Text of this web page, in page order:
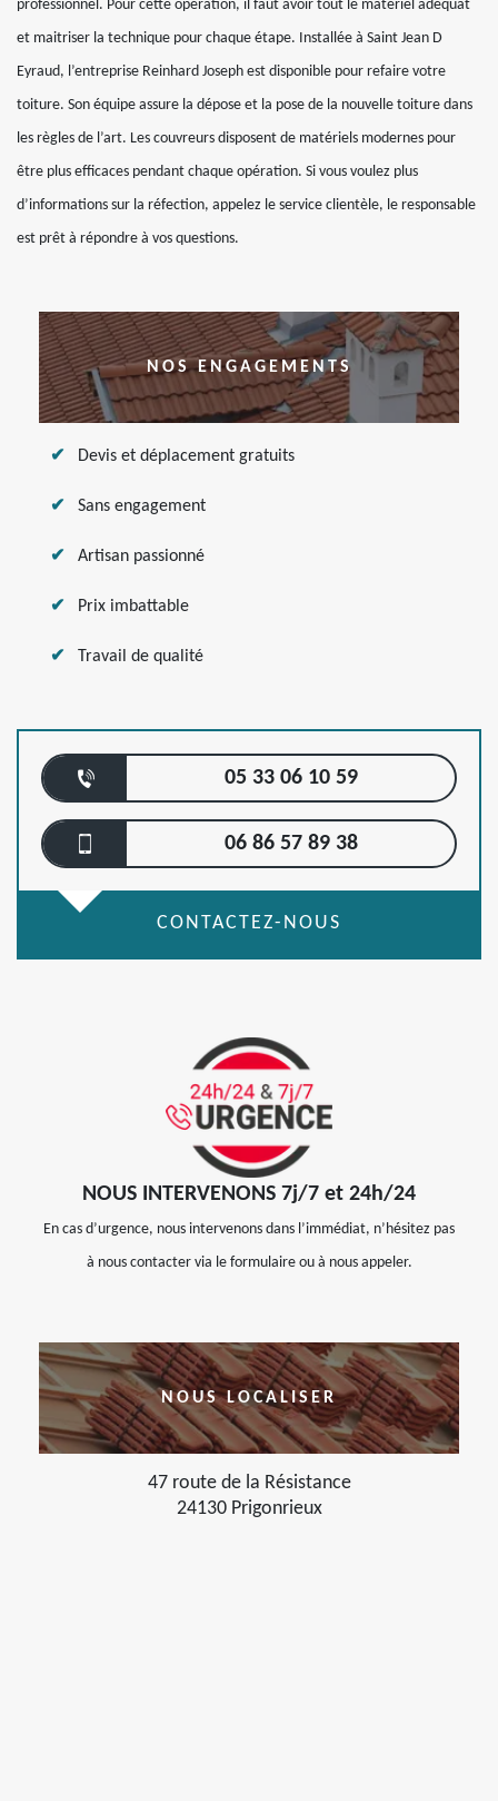
professionnel. Pour cette opération, il faut avoir tout le matériel adéquat
et maitriser la technique pour chaque étape. Installée à Saint Jean D
Eyraud, l’entreprise Reinhard Joseph est disponible pour refaire votre
toiture. Son équipe assure la dépose et la pose de la nouvelle toiture dans
les règles de l’art. Les couvreurs disposent de matériels modernes pour
être plus efficaces pendant chaque opération. Si vous voulez plus
d’informations sur la réfection, appelez le service clientèle, le responsable
est prêt à répondre à vos questions.
NOS ENGAGEMENTS
Devis et déplacement gratuits
Sans engagement
Artisan passionné
Prix imbattable
Travail de qualité
05 33 06 10 59
06 86 57 89 38
CONTACTEZ-NOUS
NOUS INTERVENONS 7j/7 et 24h/24
En cas d’urgence, nous intervenons dans l’immédiat, n’hésitez pas
à nous contacter via le formulaire ou à nous appeler.
NOUS LOCALISER
47 route de la Résistance
24130 Prigonrieux